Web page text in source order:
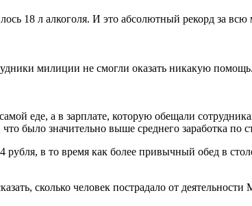
18 л алкоголя. И это абсолютный рекорд за
милиции не смогли оказать никакую
еде, а в зарплате, которую обещали
было значительно выше среднего заработка по
в то время как более привычный обед в
сколько человек пострадало от